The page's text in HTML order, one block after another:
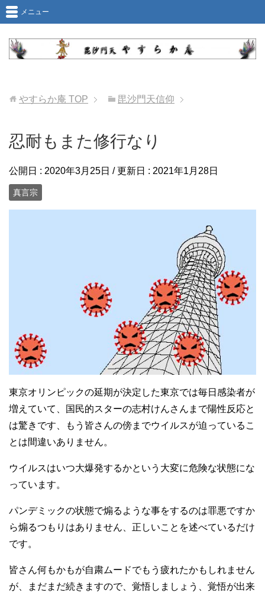
メニュー
やすらか庵 TOP 毘沙門天信仰
忍耐もまた修行なり
公開日 : 2020年3月25日 / 更新日 : 2021年1月28日
真言宗
東京オリンピックの延期が決定した東京では毎日感染者が
増えていて、国民的スターの志村けんさんまで陽性反応と
は驚きです、もう皆さんの傍までウイルスが迫っているこ
とは間違いありません。
ウイルスはいつ大爆発するかという大変に危険な状態にな
っています。
パンデミックの状態で煽るような事をするのは罪悪ですか
ら煽るつもりはありません、正しいことを述べているだけ
です。
皆さん何もかもが自粛ムードでもう疲れたかもしれません
が、まだまだ続きますので、覚悟しましょう、覚悟が出来